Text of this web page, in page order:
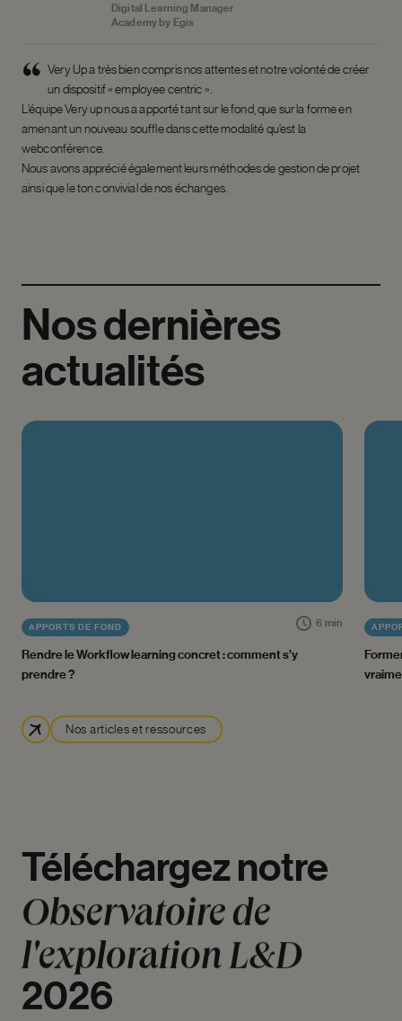
Digital Learning Manager
Academy by Egis
Very Up a très bien compris nos attentes et notre volonté de créer
un dispositif « employee centric ».
L’équipe Very up nous a apporté tant sur le fond, que sur la forme en
amenant un nouveau souffle dans cette modalité qu’est la
webconférence.
Nous avons apprécié également leurs méthodes de gestion de projet
ainsi que le ton convivial de nos échanges.
Nosdernières
actualités
APPORTS DE FOND 6 min
Rendre le Workflow learning concret : comment s’y
prendre ?
Nos articles et ressources
Téléchargeznotre
Observatoirede
l'explorationL&D
2026